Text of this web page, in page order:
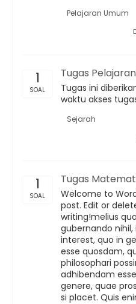
Pelajaran Umum
1
SOAL
Tugas
Tugas ini
waktu akses
Sejarah
1
SOAL
Tugas
Welcome to
post. Edit or
writing!melius
gubernando
interest, quo in
esse quosdam,
philosophari
adhibendam
genere, quae
si placet. Quis